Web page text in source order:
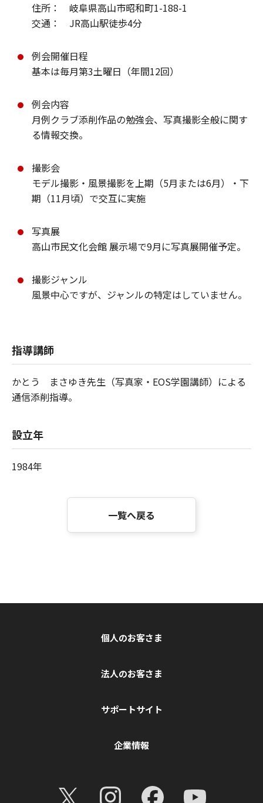
住所： 岐阜県高山市昭和町1-188-1
交通： JR高山駅徒歩4分
例会開催日程
基本は毎月第3土曜日（年間12回）
例会内容
月例クラブ添削作品の勉強会、写真撮影全般に関す
る情報交換。
撮影会
モデル撮影・風景撮影を上期（5月または6月）・下
期（11月頃）で交互に実施
写真展
高山市民文化会館 展示場で9月に写真展開催予定。
撮影ジャンル
風景中心ですが、ジャンルの特定はしていません。
指導講師
かとう まさゆき先生（写真家・EOS学園講師）による
通信添削指導。
設立年
1984年
一覧へ戻る
個人のお客さま
法人のお客さま
サポートサイト
企業情報